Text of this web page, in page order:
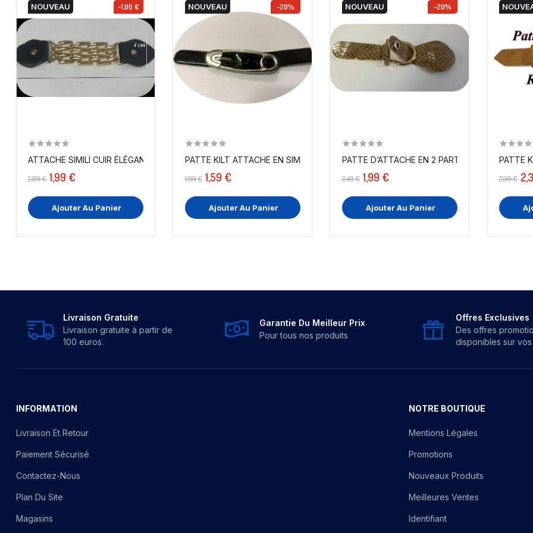
NOUVEAU -1,00 €
ATTACHE SIMILI CUIR ÉLÉGANTE POUR COUTURE ET...
2,99 € 1,99 €
Ajouter Au Panier
NOUVEAU -20%
PATTE KILT ATTACHE EN SIMILI CUIR VERNI NOIR A...
1,99 € 1,59 €
Ajouter Au Panier
NOUVEAU -20%
PATTE D’ATTACHE EN 2 PARTIES, ATTACHE
2,49 € 1,99 €
Ajouter Au Panier
PATTE
2,99 €
Livraison Gratuite
Livraison gratuite à partir de
100 euros.
Garantie Du Meilleur Prix
Pour tous nos produits
Offres Exclusives
Des offres
disponibles sur vos
INFORMATION
Livraison Et Retour
Paiement Sécurisé
Contactez-Nous
Plan Du Site
Magasins
NOTRE BOUTIQUE
Mentions Légales
Promotions
Nouveaux Produits
Meilleures Ventes
Identifiant